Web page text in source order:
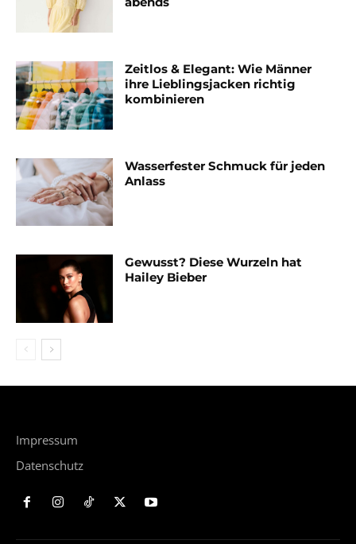
Zeitlos & Elegant: Wie Männer
ihre Lieblingsjacken richtig
kombinieren
Wasserfester Schmuck für jeden
Anlass
Gewusst? Diese Wurzeln hat
Hailey Bieber
Impressum
Datenschutz